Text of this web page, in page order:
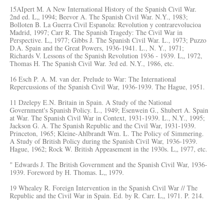
15AIpert М. A New International History of the Spanish Civil War.
2nd ed. L„ 1994; Beevor A. The Spanish Civil War. N.Y., 1983;
Bolloten B. La Guerra Civil Espanola: Revolution у contrarevolucioa
Madrid, 1997; Carr R. The Spanish Tragedy: The Civil War in
Perspective. L„ 1977; Gibbs J. The Spanish Civil War. L., 1973; Puzzo
D.A. Spain and the Great Powers, 1936-1941. L., N. Y., 1971;
Richards V. Lessons of the Spanish Revolution 1936 - 1939. L„ 1972,
Thomas H. The Spanish Civil War. 3rd ed. N.Y., 1986, etc.
16 Esch P. A. M. van der. Prelude to War: The International
Repercussions of the Spanish Civil War, 1936-1939. The Hague, 1951.
11 Dzelepy E.N. Britain in Spain. A Study of the National
Government's Spanish Policy. L., 1949; Esenwein G., Shubert A. Spain
at War. The Spanish Civil War in Context, 1931-1939. L., N.Y., 1995;
Jackson G. A. The Spanish Republic and the Civil War, 1931-1939.
Princeton, 1965; Kleine-Ahlbrandt Wm. L. The Policy of Simmering.
A Study of British Policy during the Spanish Civil War, 1936-1939.
Hague, 1962; Rock W. British Appeasement in the 1930s. L„ 1977, etc.
" Edwards J. The British Government and the Spanish Civil War, 1936-
1939. Foreword by H. Thomas. L„ 1979.
19 Whealey R. Foreign Intervention in the Spanish Civil War // The
Republic and the Civil War in Spain. Ed. by R. Carr. L„ 1971. P. 214.